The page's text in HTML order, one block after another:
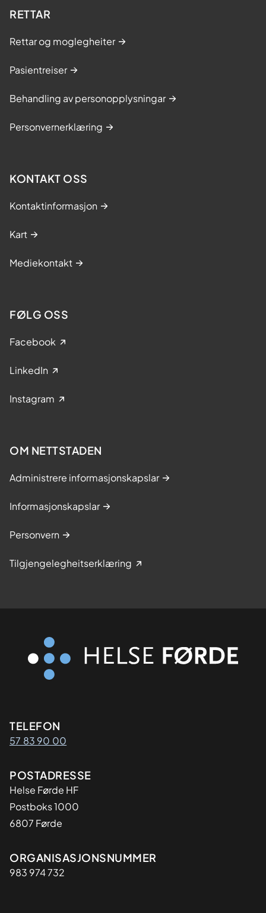
RETTAR
Rettar og moglegheiter
Pasientreiser
Behandling av personopplysningar
Personvernerklæring
KONTAKT OSS
Kontaktinformasjon
Kart
Mediekontakt
FØLG OSS
Facebook
LinkedIn
Instagram
OM NETTSTADEN
Administrere informasjonskapslar
Informasjonskapslar
Personvern
Tilgjengelegheitserklæring
Kontaktinformasjon
TELEFON
57 83 90 00
Adresse
POSTADRESSE
Helse Førde HF
Postboks 1000
6807 Førde
Organisasjon
ORGANISASJONSNUMMER
983 974 732